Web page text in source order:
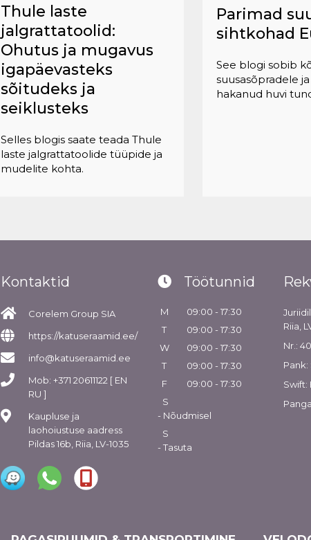
Thule laste
jalgrattatoolid:
Ohutus ja mugavus
igapäevasteks
sõitudeks ja
seiklusteks
Selles blogis saate teada Thule
laste jalgrattatoolide tüüpide ja
mudelite kohta.
Parimad
sihtkohad
See blogi sobib
suusasõpradele
hakanud huvi
Kontaktid
Corelem Group SIA
https://katuseraamid.ee/
info@katuseraamid.ee
Mob: +371 20611122 [ EN
RU ]
Kaupluse ja
laohoiustuse aadress
Pildas 16b, Riia, LV-1035
Töötunnid
M
09:00 - 17:30
T
09:00 - 17:30
W
09:00 - 17:30
T
09:00 - 17:30
F
09:00 - 17:30
S
- Nõudmisel
S
- Tasuta
Riia,
Nr.:
Swift: